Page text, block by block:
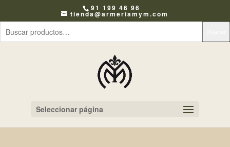
91 199 46 96
tienda@armeriamym.com
Seleccionar página